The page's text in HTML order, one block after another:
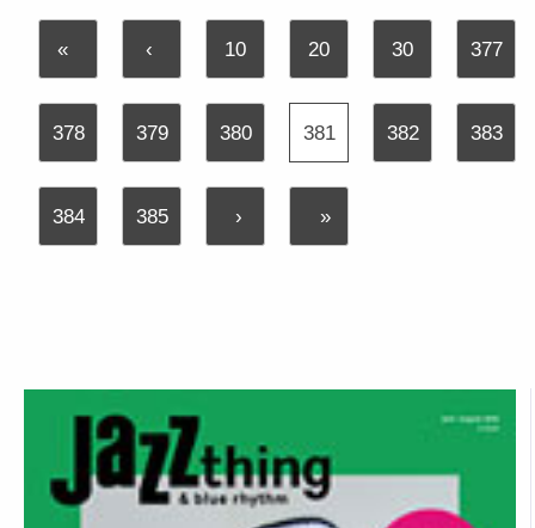
« ‹ 10 20 30 377
378 379 380 381 382 383
384 385 › »